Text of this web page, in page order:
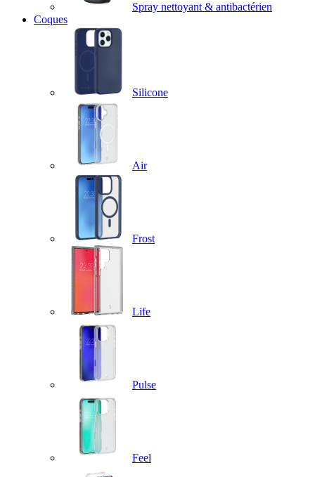
Spray nettoyant & antibactérien
Coques
Silicone
Air
Frost
Life
Pulse
Feel